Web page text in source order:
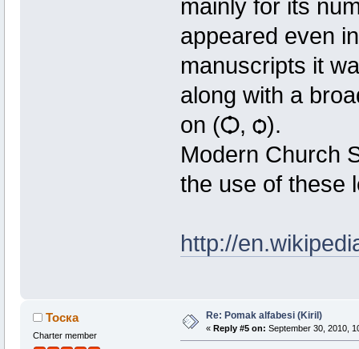
mainly for its
appeared even
manuscripts it
along with a
on (Ѻ, ѻ).
Modern Church
the use of these
http://
Тоска
Charter member
Re: Pomak alfabesi (Kiril)
« Reply #5 on: September 30, 2010,